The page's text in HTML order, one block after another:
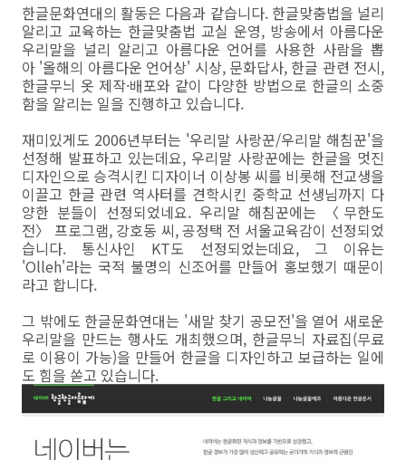
한글문화연대의 활동은 다음과 같습니다. 한글맞춤법을 널리
알리고 교육하는 한글맞춤법 교실 운영, 방송에서 아름다운
우리말을 널리 알리고 아름다운 언어를 사용한 사람을 뽑
아 '올해의 아름다운 언어상' 시상, 문화답사, 한글 관련 전시,
한글무늬 옷 제작·배포와 같이 다양한 방법으로 한글의 소중
함을 알리는 일을 진행하고 있습니다.
재미있게도 2006년부터는 '우리말 사랑꾼/우리말 해침꾼'을
선정해 발표하고 있는데요, 우리말 사랑꾼에는 한글을 멋진
디자인으로 승격시킨 디자이너 이상봉 씨를 비롯해 전교생을
이끌고 한글 관련 역사터를 견학시킨 중학교 선생님까지 다
양한 분들이 선정되었네요. 우리말 해침꾼에는 〈무한도
전〉 프로그램, 강호동 씨, 공정택 전 서울교육감이 선정되었
습니다. 통신사인 KT도 선정되었는데요, 그 이유는
'Olleh'라는 국적 불명의 신조어를 만들어 홍보했기 때문이
라고 합니다.
그 밖에도 한글문화연대는 '새말 찾기 공모전'을 열어 새로운
우리말을 만드는 행사도 개최했으며, 한글무늬 자료집(무료
로 이용이 가능)을 만들어 한글을 디자인하고 보급하는 일에
도 힘을 쏟고 있습니다.